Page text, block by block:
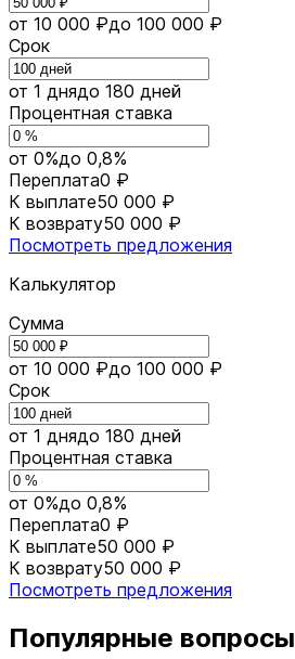
от 10 000 ₽до 100 000 ₽
Срок
от 1 днядо 180 дней
Процентная ставка
от 0%до 0,8%
Переплата0 ₽
К выплате50 000 ₽
К возврату50 000 ₽
Посмотреть предложения
Калькулятор
Сумма
от 10 000 ₽до 100 000 ₽
Срок
от 1 днядо 180 дней
Процентная ставка
от 0%до 0,8%
Переплата0 ₽
К выплате50 000 ₽
К возврату50 000 ₽
Посмотреть предложения
Популярные вопросы